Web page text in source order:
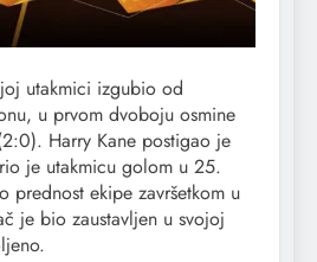
utakmici izgubio od
u prvom dvoboju osmine
Harry Kane postigao je
je utakmicu golom u 25.
prednost ekipe završetkom u
je bio zaustavljen u svojoj